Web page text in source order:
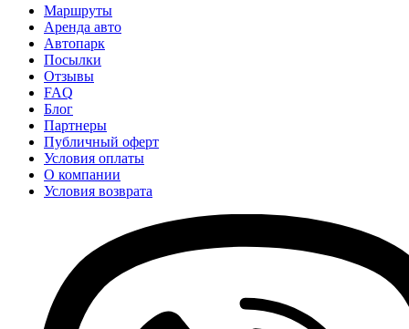
Маршруты
Аренда авто
Автопарк
Посылки
Отзывы
FAQ
Блог
Партнеры
Публичный оферт
Условия оплаты
О компании
Условия возврата